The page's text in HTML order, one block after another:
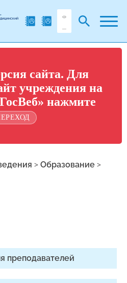
сайта. Для
учреждения на
нажмите
> Образование >
преподавателей